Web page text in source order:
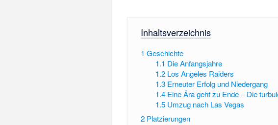
Inhaltsverzeichnis
1 Geschichte
1.1 Die Anfangsjahre
1.2 Los Angeles Raiders
1.3 Erneuter Erfolg und Niedergang
1.4 Eine Ära geht zu Ende – Die
1.5 Umzug nach Las Vegas
2 Platzierungen